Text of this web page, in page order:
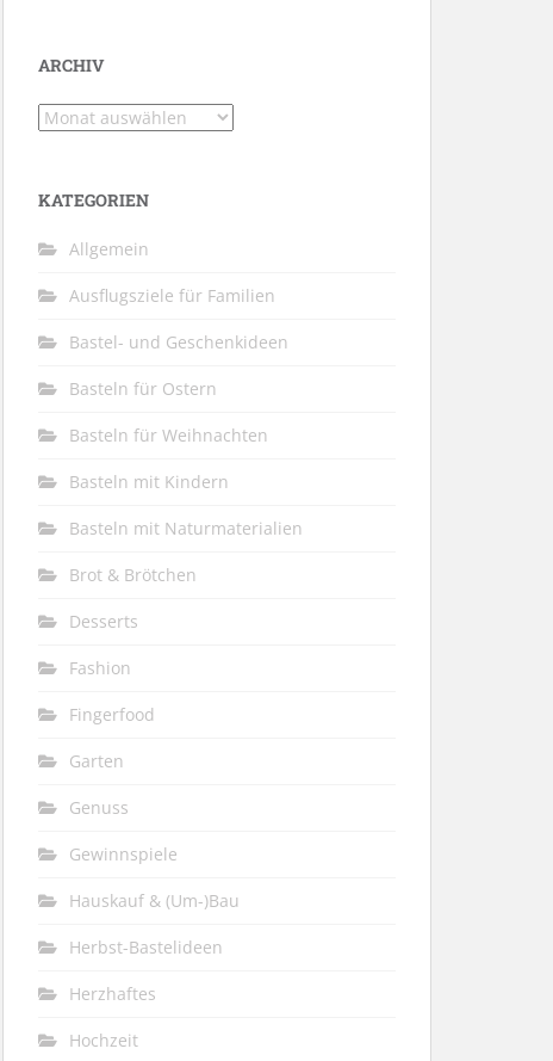
ARCHIV
Archiv
KATEGORIEN
Allgemein
Ausflugsziele für Familien
Bastel- und Geschenkideen
Basteln für Ostern
Basteln für Weihnachten
Basteln mit Kindern
Basteln mit Naturmaterialien
Brot & Brötchen
Desserts
Fashion
Fingerfood
Garten
Genuss
Gewinnspiele
Hauskauf & (Um-)Bau
Herbst-Bastelideen
Herzhaftes
Hochzeit